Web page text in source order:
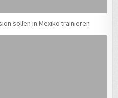
sollen in Mexiko trainieren